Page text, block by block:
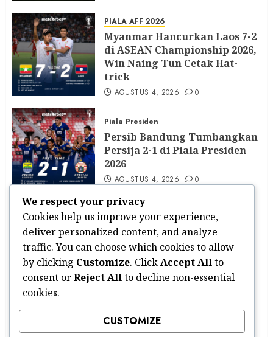
PIALA AFF 2026
Myanmar Hancurkan Laos 7-2
di ASEAN Championship 2026,
Win Naing Tun Cetak Hat-
trick
AGUSTUS 4, 2026 0
Piala Presiden
Persib Bandung Tumbangkan
Persija 2-1 di Piala Presiden
2026
AGUSTUS 4, 2026 0
PIALA AFF 2026
Indonesia vs Vietnam 0-3 di
ASEAN Championship 2026:
Garuda Terpukul, Laga
Hidup-Mati Menanti
AGUSTUS 4, 2026 0
UPDATE BURSA TRANSPER PEMAIN
Kamboja vs Timor-Leste 2026:
We respect your privacy
Cookies help us improve your experience,
deliver personalized content, and analyze
traffic. You can choose which cookies to allow
by clicking Customize. ClickAccept Allto
consent orReject Allto decline non-essential
cookies.
CUSTOMIZE